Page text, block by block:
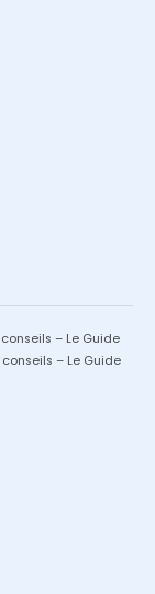
– Le Guide
– Le Guide